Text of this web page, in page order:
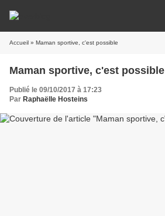
Accueil » Maman sportive, c'est possible
Maman sportive, c'est possible
Publié le 09/10/2017 à 17:23
Par Raphaëlle Hosteins